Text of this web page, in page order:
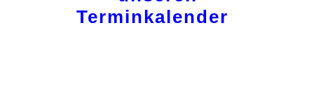
Terminkalender